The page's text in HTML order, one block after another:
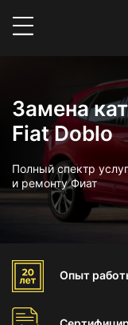
Замена
Fiat Doblo
Полный спектр
и ремонту Фиат
Опыт